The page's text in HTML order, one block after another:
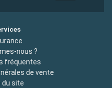
nous ?
fréquentes
de vente
du site